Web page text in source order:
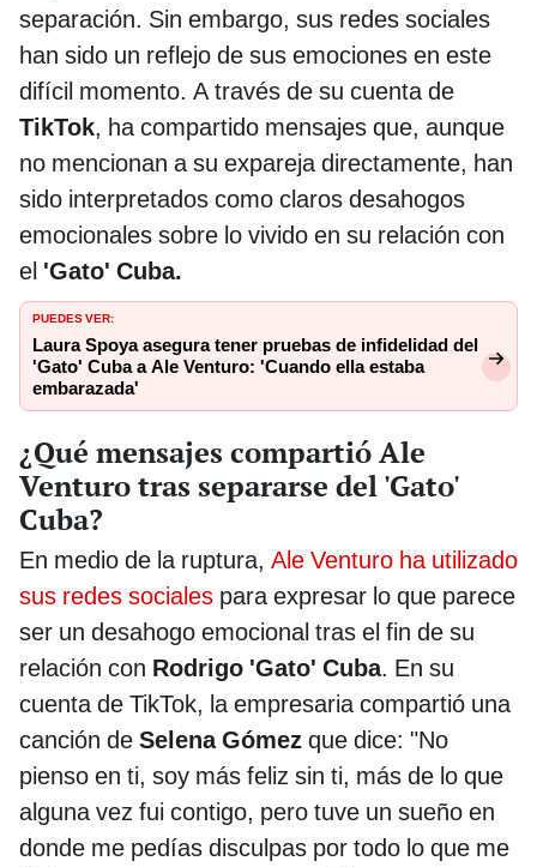
separación. Sin embargo, sus redes sociales
han sido un reflejo de sus emociones en este
difícil momento. A través de su cuenta de
TikTok, ha compartido mensajes que, aunque
no mencionan a su expareja directamente, han
sido interpretados como claros desahogos
emocionales sobre lo vivido en su relación con
el 'Gato' Cuba.
PUEDES VER:
Laura Spoya asegura tener pruebas de infidelidad del
'Gato' Cuba a Ale Venturo: 'Cuando ella estaba
embarazada'
¿Qué mensajes compartió Ale
Venturo tras separarse del 'Gato'
Cuba?
En medio de la ruptura, Ale Venturo ha utilizado
sus redes sociales para expresar lo que parece
ser un desahogo emocional tras el fin de su
relación con Rodrigo 'Gato' Cuba. En su
cuenta de TikTok, la empresaria compartió una
canción de Selena Gómez que dice: "No
pienso en ti, soy más feliz sin ti, más de lo que
alguna vez fui contigo, pero tuve un sueño en
donde me pedías disculpas por todo lo que me